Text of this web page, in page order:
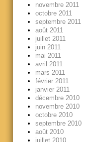
novembre 2011
octobre 2011
septembre 2011
août 2011
juillet 2011
juin 2011
mai 2011
avril 2011
mars 2011
février 2011
janvier 2011
décembre 2010
novembre 2010
octobre 2010
septembre 2010
août 2010
juillet 2010